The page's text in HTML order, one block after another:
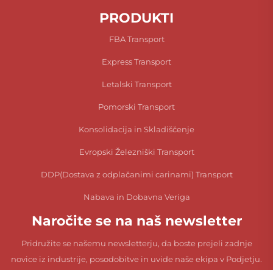
PRODUKTI
FBA Transport
Express Transport
Letalski Transport
Pomorski Transport
Konsolidacija in Skladiščenje
Evropski Železniški Transport
DDP(Dostava z odplačanimi carinami) Transport
Nabava in Dobavna Veriga
Naročite se na naš newsletter
Pridružite se našemu newsletterju, da boste prejeli zadnje
novice iz industrije, posodobitve in uvide naše ekipa v Podjetju.